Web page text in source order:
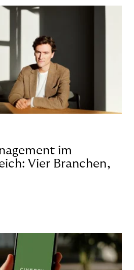
im
Vier Branchen,